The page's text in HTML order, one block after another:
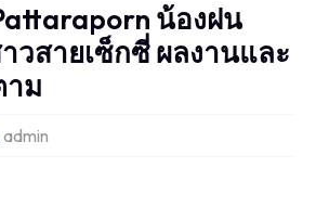
น้องฝน
วสายเซ็กซี่ ผลงานและ
าม
admin